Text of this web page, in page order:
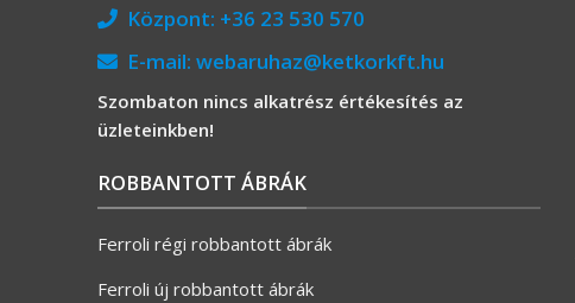
Központ: +36 23 530 570
E-mail: webaruhaz@ketkorkft.hu
Szombaton nincs alkatrész értékesítés az
üzleteinkben!
ROBBANTOTT ÁBRÁK
Ferroli régi robbantott ábrák
Ferroli új robbantott ábrák